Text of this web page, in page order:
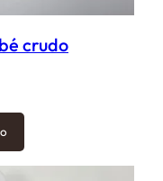
crudo